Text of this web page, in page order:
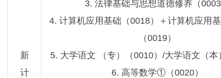
新
计
3. 法律基础与思想道德修养（
4. 计算机应用基础（0018）＋计算机应用
（0019）
5. 大学语文 （专）（0010）/大学语文（本
6. 高等数学①（0020）